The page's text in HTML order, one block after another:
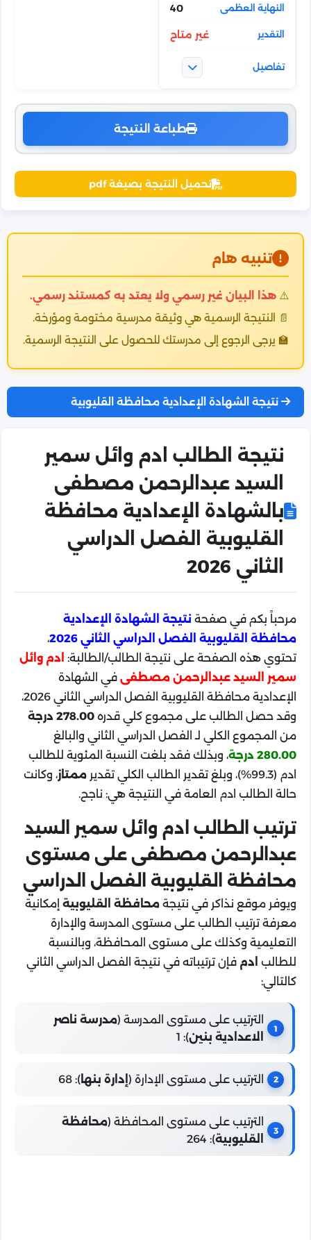
40
غير متاح
طباعة النتيجة
تحميل النتيجة بصيغة pdf
تنبيه هام
⚠️ هذا البيان غير رسمي ولا يعتد به كمستند رسمي.
📄 النتيجة الرسمية هي وثيقة مدرسية مختومة ومؤرخة.
🏫 يرجى الرجوع إلى مدرستك للحصول على النتيجة الرسمية.
نتيجة الشهادة الإعدادية محافظة القليوبية
نتيجة الطالب ادم وائل سمير
السيد عبدالرحمن مصطفى
بالشهادة الإعدادية محافظة
القليوبية الفصل الدراسي
الثاني 2026
مرحباً بكم في صفحة نتيجة الشهادة الإعدادية
محافظة القليوبية الفصل الدراسي الثاني 2026
،
تحتوي هذه الصفحة على نتيجة الطالب/الطالبة: ادم وائل
سمير السيد عبدالرحمن مصطفى في الشهادة
الإعدادية محافظة القليوبية الفصل الدراسي الثاني 2026،
وقد حصل الطالب على مجموع كلي قدره278.00 درجة
من المجموع الكلي لـ الفصل الدراسي الثاني والبالغ
280.00 درجة
، وبذلك فقد بلغت النسبة المئوية للطالب
ادم (99.3%)، وبلغ تقدير الطالب الكلي تقدير
ممتاز، وكانت
حالة الطالب ادم العامة في النتيجة هي: ناجح.
ترتيب الطالب ادم وائل سمير السيد
عبدالرحمن مصطفى على مستوى
محافظة القليوبية الفصل الدراسي
ويوفر موقع نذاكر في نتيجةمحافظة القليوبية إمكانية
معرفة ترتيب الطالب على مستوى المدرسة والإدارة
التعليمية وكذلك على مستوى المحافظة، وبالنسبة
للطالب ادم فإن ترتيباته في نتيجة الفصل الدراسي الثاني
كالتالي:
الترتيب على مستوى المدرسة (مدرسة ناصر
الاعدادية بنين): 1
الترتيب على مستوى الإدارة ( إدارة بنها): 68
الترتيب على مستوى المحافظة (محافظة
القليوبية): 264